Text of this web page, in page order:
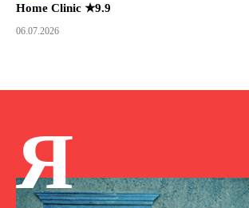
Home Clinic ★9.9
06.07.2026
Я